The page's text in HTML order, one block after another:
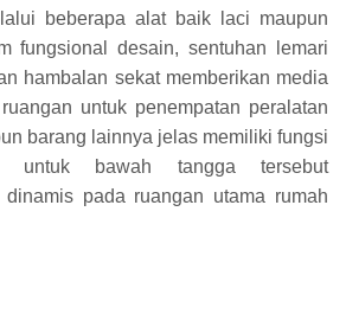
beberapa alat baik laci maupun
fungsional desain, sentuhan lemari
hambalan sekat memberikan media
untuk penempatan peralatan
barang lainnya jelas memiliki fungsi
untuk bawah tangga tersebut
dinamis pada ruangan utama rumah